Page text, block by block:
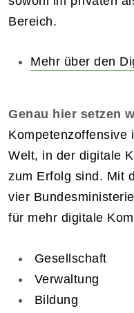
Bereich.
Mehr über den
Genau hier setzen
Kompetenzoffensive
Welt, in der digitale
zum Erfolg sind. Mit
vier
für mehr digitale
Gesellschaft
Verwaltung
Bildung